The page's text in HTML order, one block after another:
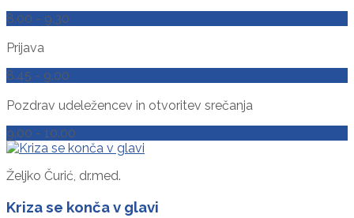
8.00 - 9.30
Prijava
8.45 - 9.00
Pozdrav udeležencev in otvoritev srečanja
9.00 - 10.00
Željko Čurić, dr.med.
Kriza se konča v glavi